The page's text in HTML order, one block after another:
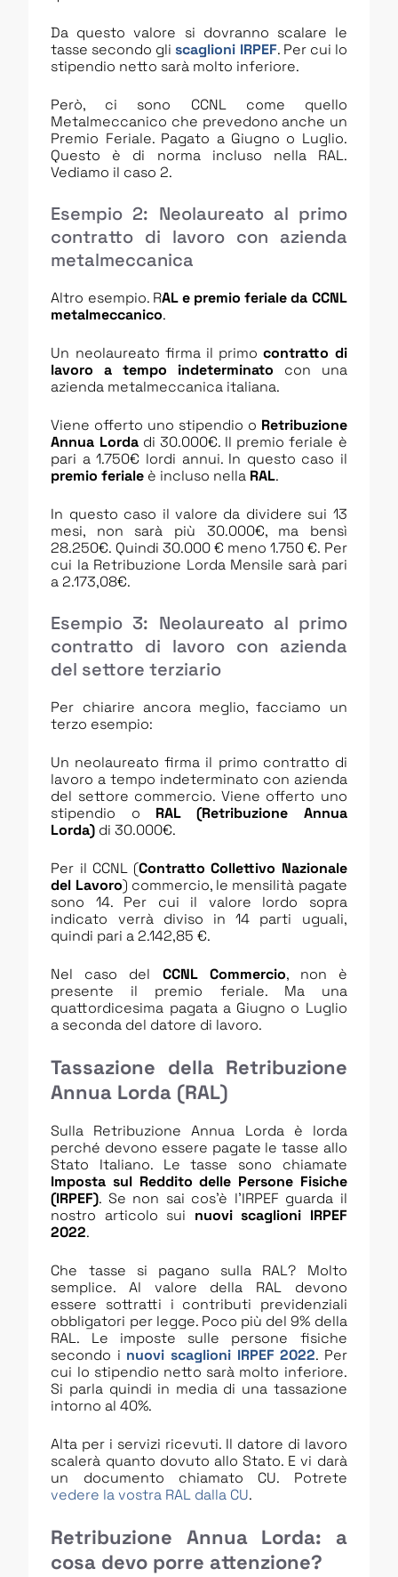
Da questo valore si dovranno scalare le
tasse secondo gliscaglioni IRPEF. Per cui lo
stipendio netto sarà molto inferiore.
Però, ci sono CCNL come quello
Metalmeccanico che prevedono anche un
Premio Feriale. Pagato a Giugno o Luglio.
Questo è di norma incluso nella RAL.
Vediamo il caso 2.
Esempio 2: Neolaureato al primo
contratto di lavoro con azienda
metalmeccanica
Altro esempio. RAL e premio feriale da CCNL
metalmeccanico.
Un neolaureato firma il primocontratto di
lavoro a tempo indeterminato con una
azienda metalmeccanica italiana.
Viene offerto uno stipendio o Retribuzione
Annua Lordadi 30.000€. Il premio feriale è
pari a 1.750€ lordi annui. In questo caso il
premio feriale è incluso nella RAL.
In questo caso il valore da dividere sui 13
mesi, non sarà più 30.000€, ma bensì
28.250€. Quindi 30.000 € meno 1.750 €. Per
cui la Retribuzione Lorda Mensile sarà pari
a 2.173,08€.
Esempio 3: Neolaureato al primo
contratto di lavoro con azienda
del settore terziario
Per chiarire ancora meglio, facciamo un
terzo esempio:
Un neolaureato firma il primo contratto di
lavoro a tempo indeterminato con azienda
del settore commercio. Viene offerto uno
stipendio o RAL (Retribuzione Annua
Lorda) di 30.000€.
Per il CCNL (Contratto Collettivo Nazionale
del Lavoro) commercio, le mensilità pagate
sono 14. Per cui il valore lordo sopra
indicato verrà diviso in 14 parti uguali,
quindi pari a 2.142,85 €.
Nel caso del CCNL Commercio, non è
presente il premio feriale. Ma una
quattordicesima pagata a Giugno o Luglio
a seconda del datore di lavoro.
Tassazione della Retribuzione
Annua Lorda (RAL)
Sulla Retribuzione Annua Lorda è lorda
perché devono essere pagate le tasse allo
Stato Italiano. Le tasse sono chiamate
Imposta sul Reddito delle Persone Fisiche
(IRPEF). Se non sai cos’è l’IRPEF guarda il
nostro articolo sui nuovi scaglioni IRPEF
2022.
Che tasse si pagano sulla RAL? Molto
semplice. Al valore della RAL devono
essere sottratti i contributi previdenziali
obbligatori per legge. Poco più del 9% della
RAL. Le imposte sulle persone fisiche
secondo i nuovi scaglioni IRPEF 2022. Per
cui lo stipendio netto sarà molto inferiore.
Si parla quindi in media di una tassazione
intorno al 40%.
Alta per i servizi ricevuti. Il datore di lavoro
scalerà quanto dovuto allo Stato. E vi darà
un documento chiamato CU. Potrete
vedere la vostra RAL dalla CU.
Retribuzione Annua Lorda: a
cosa devo porre attenzione?